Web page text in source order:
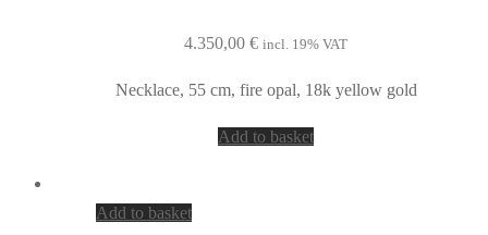
4.350,00 € incl. 19% VAT
Necklace, 55 cm, fire opal, 18k yellow gold
Add to basket
Add to basket